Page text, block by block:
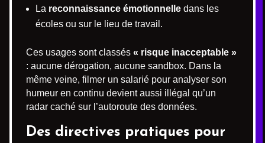
La reconnaissance émotionnelle dans les
écoles ou sur le lieu de travail.
Ces usages sont classés « risque inacceptable »
: aucune dérogation, aucune sandbox. Dans la
même veine, filmer un salarié pour analyser son
humeur en continu devient aussi illégal qu’un
radar caché sur l’autoroute des données.
Des directives pratiques pour